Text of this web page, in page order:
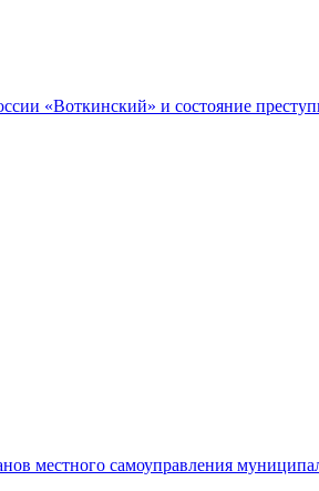
«Воткинский» и состояние
местного самоуправления